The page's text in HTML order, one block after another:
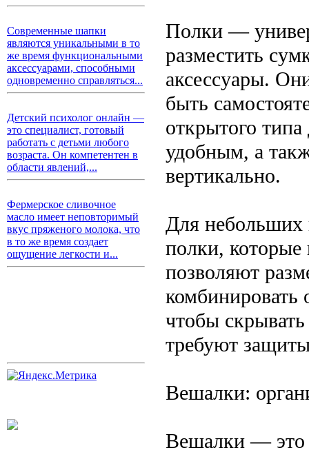
Современные шапки
являются уникальными в то
же время функциональными
аксессуарами, способными
одновременно справляться...
Детский психолог онлайн —
это специалист, готовый
работать с детьми любого
возраста. Он компетентен в
области явлений,...
Фермерское сливочное
масло имеет неповторимый
вкус пряженого молока, что
в то же время создает
ощущение легкости и...
Полки —
разместить
аксессуары.
быть
открытого
удобным, а
вертикально.
Для небольших
полки,
позволяют
чтобы
требуют
Вешалки:
Вешалки — это